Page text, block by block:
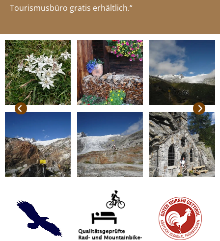
Tourismusbüro gratis erhältlich.“